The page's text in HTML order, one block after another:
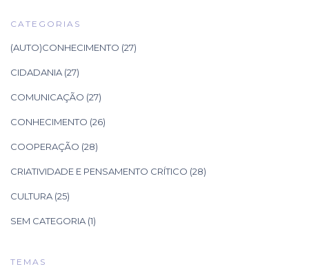
CATEGORIAS
(AUTO)CONHECIMENTO (27)
CIDADANIA (27)
COMUNICAÇÃO (27)
CONHECIMENTO (26)
COOPERAÇÃO (28)
CRIATIVIDADE E PENSAMENTO CRÍTICO (28)
CULTURA (25)
SEM CATEGORIA (1)
TEMAS